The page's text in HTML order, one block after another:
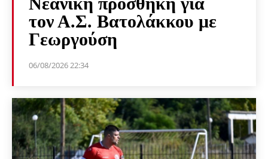
τον Α.Σ. Βατολάκκου με
Γεωργούση
06/08/2026 22:34